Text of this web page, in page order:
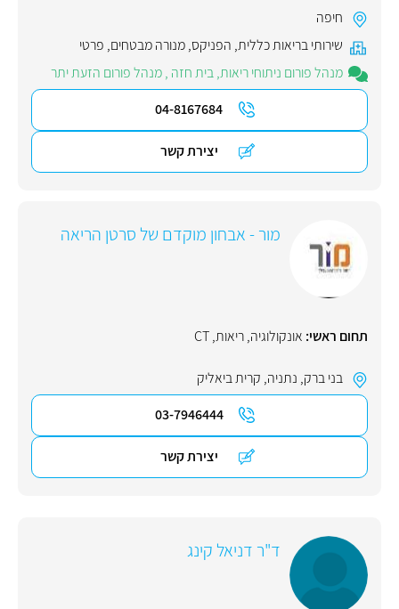
חיפה
שירותי בריאות כללית, הפניקס,מנורה מבטחים, פרטי
מנהל פורום ניתוחי ריאות, בית חזה ,מנהל פורום הזעת יתר
04-8167684
יצירת קשר
מור - אבחון מוקדם של סרטן הריאה
תחום ראשי: אונקולוגיה,ריאות,
CT
בני ברק, נתניה, קרית ביאליק
03-7946444
יצירת קשר
ד"ר דניאל קינג